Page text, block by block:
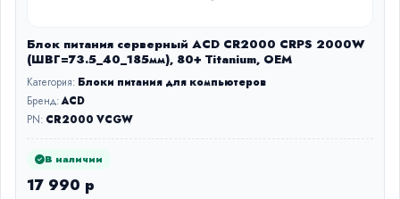
Блок питания серверный ACD CR2000 CRPS 2000W
(ШВГ=73.5_40_185мм), 80+ Titanium, OEM
Категория: Блоки питания для компьютеров
Бренд:ACD
PN: CR2000 VCGW
В наличии
17 990 р